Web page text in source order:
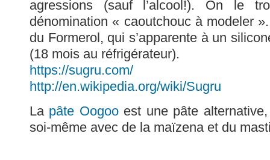
agressions (sauf l’alcool!). On le
dénomination « caoutchouc à modeler
du Formerol, qui s’apparente à un
(18 mois au réfrigérateur).
https://sugru.com/
http://en.wikipedia.org/wiki/Sugru
La pâte Oogoo est une pâte
soi-même avec de la maïzena et du